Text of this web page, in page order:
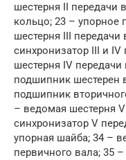
шестерня II передачи
кольцо; 23 – упорное
шестерня III передачи
синхронизатор III и
шестерня IV
подшипник шестерен
подшипник
– ведомая шестерня
синхронизатор V
упорная шайба; 34 –
первичного вала; 35